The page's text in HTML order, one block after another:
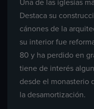
Una de las iglesias
Destaca su
cánones de la
su interior fue
80 y ha perdido en
tiene de interés
desde el monasterio
la desamortización.